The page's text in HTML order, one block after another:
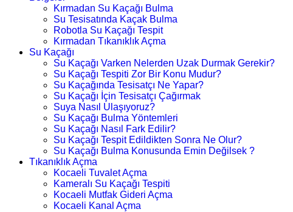
Kırmadan Su Kaçağı Bulma
Su Tesisatında Kaçak Bulma
Robotla Su Kaçağı Tespit
Kırmadan Tıkanıklık Açma
Su Kaçağı
Su Kaçağı Varken Nelerden Uzak Durmak Gerekir?
Su Kaçağı Tespiti Zor Bir Konu Mudur?
Su Kaçağında Tesisatçı Ne Yapar?
Su Kaçağı İçin Tesisatçı Çağırmak
Suya Nasıl Ulaşıyoruz?
Su Kaçağı Bulma Yöntemleri
Su Kaçağı Nasıl Fark Edilir?
Su Kaçağı Tespit Edildikten Sonra Ne Olur?
Su Kaçağı Bulma Konusunda Emin Değilsek ?
Tıkanıklık Açma
Kocaeli Tuvalet Açma
Kameralı Su Kaçağı Tespiti
Kocaeli Mutfak Gideri Açma
Kocaeli Kanal Açma